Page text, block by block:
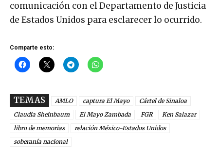
comunicación con el Departamento de Justicia
de Estados Unidos para esclarecer lo ocurrido.
Comparte esto:
TEMAS AMLO captura El Mayo
Cártel de Sinaloa
Claudia Sheinbaum
El Mayo Zambada FGR
Ken Salazar
libro de memorias
relación México-Estados Unidos
soberanía nacional